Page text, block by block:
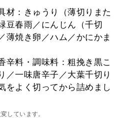
材：きゅうり（薄切りまた
豆春雨／にんじん（千切
薄焼き卵／ハム／かにかま
辛料・調味料：粗挽き黒こ
／一味唐辛子／大葉千切り
をよく切ってから詰めまし
しています。